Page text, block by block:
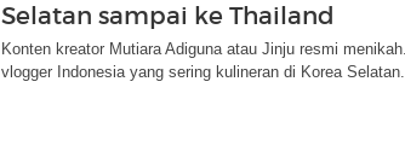
Selatan sampai ke Thailand
Konten kreator Mutiara Adiguna atau Jinju resmi
vlogger Indonesia yang sering kulineran di Korea Selatan.